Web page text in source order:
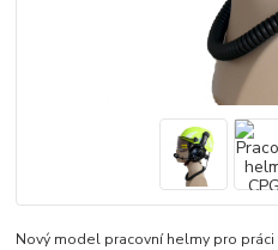
Nový model pracovní helmy pro